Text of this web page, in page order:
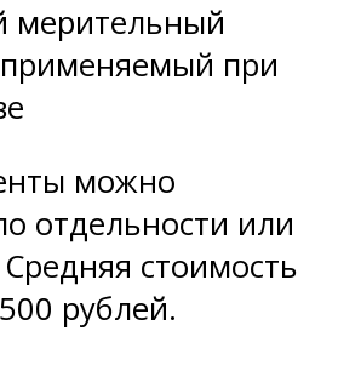
мерительный
при
можно
отдельности или
стоимость
рублей.